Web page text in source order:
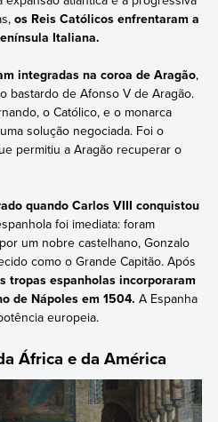
os Reis Católicos enfrentaram a
Italiana.
integradas na coroa de Aragão,
bastardo de Afonso V de Aragão.
o Católico, e o monarca
solução negociada. Foi o
permitiu a Aragão recuperar o
quando Carlos VIII conquistou
foi imediata: foram
um nobre castelhano, Gonzalo
como o Grande Capitão. Após
tropas espanholas incorporaram
de Nápoles em 1504. A Espanha
europeia.
África e da América